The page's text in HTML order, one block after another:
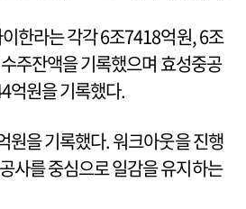
한라는 각각 6조7418억원, 6조
주잔액을 기록했으며 효성중공
억원을 기록했다.
원을 기록했다. 워크아웃을 진행
사를 중심으로 일감을 유지하는